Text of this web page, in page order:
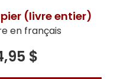
(livre entier)
en français
$